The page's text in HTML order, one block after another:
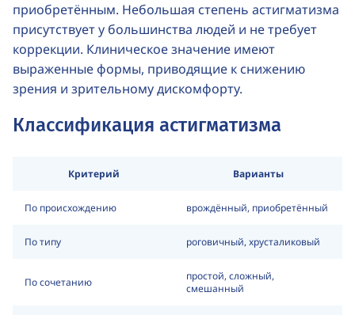
приобретённым. Небольшая степень астигматизма
присутствует у большинства людей и не требует
коррекции. Клиническое значение имеют
выраженные формы, приводящие к снижению
зрения и зрительному дискомфорту.
Классификация астигматизма
Критерий Варианты
По происхождению врождённый, приобретённый
По типу роговичный, хрусталиковый
По сочетанию
простой, сложный,
смешанный